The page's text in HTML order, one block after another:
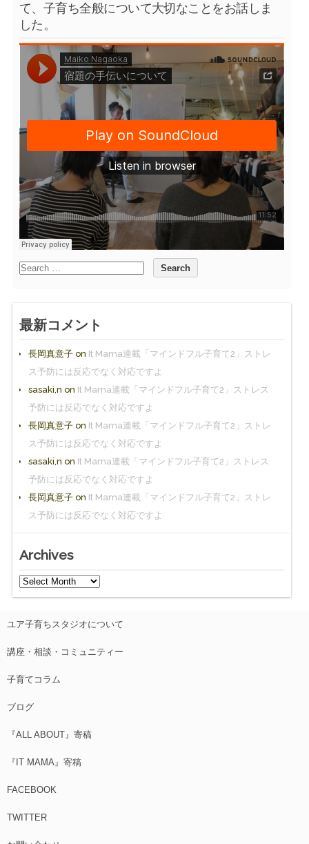
て、子育ち全般について大切なことをお話しま
した。
最新コメント
長岡真意子on It Mama連載「マインドフル子育て2」ストレ
ス予防には反応でなく対応ですよ
sasaki,n on It Mama連載「マインドフル子育て2」ストレス
予防には反応でなく対応ですよ
長岡真意子on It Mama連載「マインドフル子育て2」ストレ
ス予防には反応でなく対応ですよ
sasaki,n on It Mama連載「マインドフル子育て2」ストレス
予防には反応でなく対応ですよ
長岡真意子on It Mama連載「マインドフル子育て2」ストレ
ス予防には反応でなく対応ですよ
Archives
ユア子育ちスタジオについて
講座・相談・コミュニティー
子育てコラム
ブログ
『ALL ABOUT』寄稿
『IT MAMA』寄稿
FACEBOOK
TWITTER